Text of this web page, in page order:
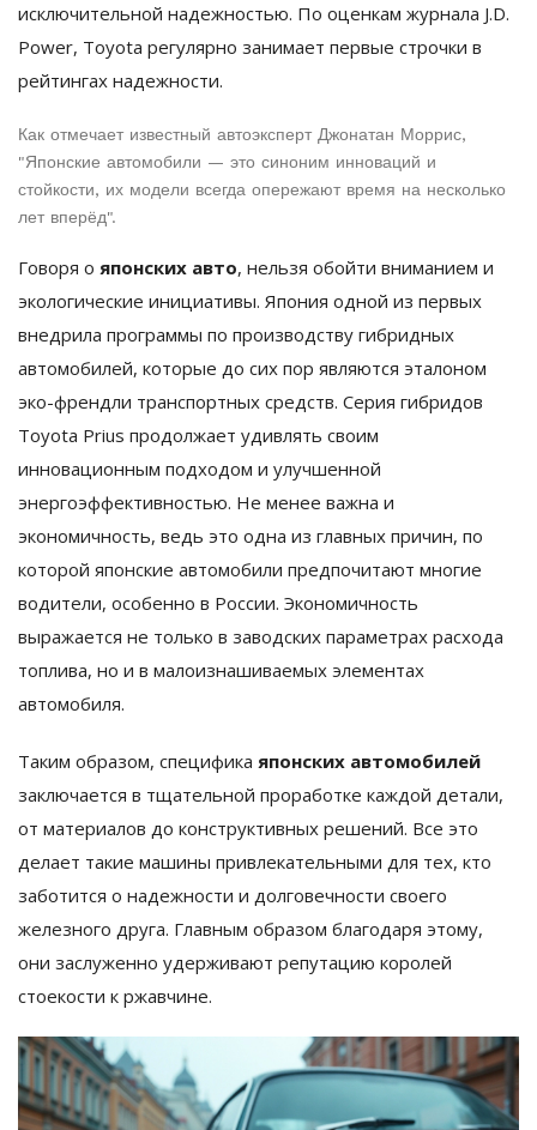
исключительной надежностью. По оценкам журнала J.D.
Power, Toyota регулярно занимает первые строчки в
рейтингах надежности.
Как отмечает известный автоэксперт Джонатан Моррис,
"Японские автомобили — это синоним инноваций и
стойкости, их модели всегда опережают время на несколько
лет вперёд".
Говоря о японских авто, нельзя обойти вниманием и
экологические инициативы. Япония одной из первых
внедрила программы по производству гибридных
автомобилей, которые до сих пор являются эталоном
эко-френдли транспортных средств. Серия гибридов
Toyota Prius продолжает удивлять своим
инновационным подходом и улучшенной
энергоэффективностью. Не менее важна и
экономичность, ведь это одна из главных причин, по
которой японские автомобили предпочитают многие
водители, особенно в России. Экономичность
выражается не только в заводских параметрах расхода
топлива, но и в малоизнашиваемых элементах
автомобиля.
Таким образом, специфика японских автомобилей
заключается в тщательной проработке каждой детали,
от материалов до конструктивных решений. Все это
делает такие машины привлекательными для тех, кто
заботится о надежности и долговечности своего
железного друга. Главным образом благодаря этому,
они заслуженно удерживают репутацию королей
стоекости к ржавчине.